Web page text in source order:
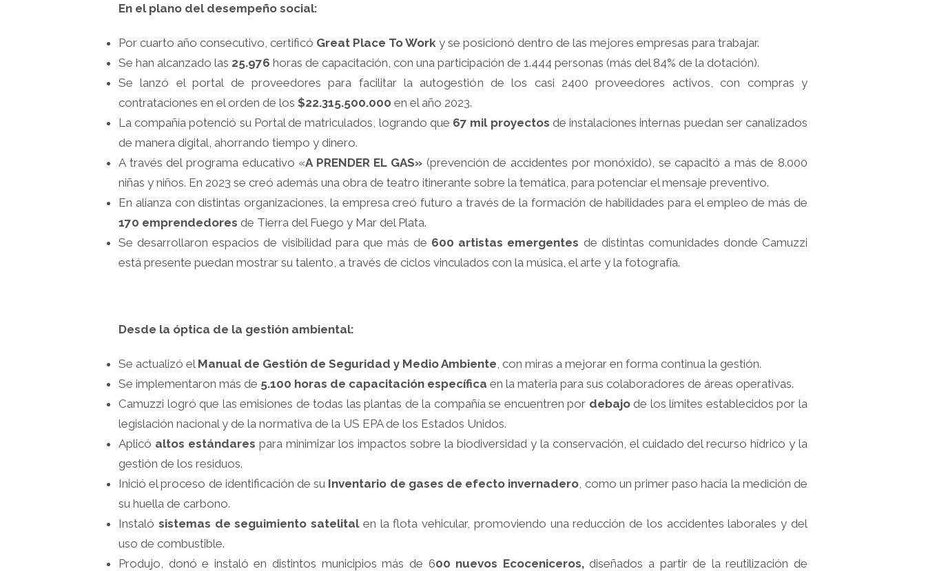
En el plano del desempeño social:
Por cuarto año consecutivo, certificó Great Place To Work y se posicionó dentro de las mejores empresas para trabajar.
Se han alcanzado las 25.976 horas de capacitación, con una participación de 1.444 personas (más del 84% de la dotación).
Se lanzó el portal de proveedores para facilitar la autogestión de los casi 2400 proveedores activos, con compras y
contrataciones en el orden de los $22.315.500.000 en el año 2023.
La compañía potenció su Portal de matriculados, logrando que 67 mil proyectos de instalaciones internas puedan ser canalizados
de manera digital, ahorrando tiempo y dinero.
A través del programa educativo «A PRENDER EL GAS» (prevención de accidentes por monóxido), se capacitó a más de 8.000
niñas y niños. En 2023 se creó además una obra de teatro itinerante sobre la temática, para potenciar el mensaje preventivo.
En alianza con distintas organizaciones, la empresa creó futuro a través de la formación de habilidades para el empleo de más de
170 emprendedores de Tierra del Fuego y Mar del Plata.
Se desarrollaron espacios de visibilidad para que más de 600 artistas emergentes de distintas comunidades donde Camuzzi
está presente puedan mostrar su talento, a través de ciclos vinculados con la música, el arte y la fotografía.
Desde la óptica de la gestión ambiental:
Se actualizó el Manual de Gestión de Seguridad y Medio Ambiente , con miras a mejorar en forma continua la gestión.
Se implementaron más de 5.100 horas de capacitación específica en la materia para sus colaboradores de áreas operativas.
Camuzzi logró que las emisiones de todas las plantas de la compañía se encuentren por debajode los límites establecidos por la
legislación nacional y de la normativa de la US EPA de los Estados Unidos.
Aplicó altos estándares para minimizar los impactos sobre la biodiversidad y la conservación, el cuidado del recurso hídrico y la
gestión de los residuos.
Inició el proceso de identificación de su Inventario de gases de efecto invernadero , como un primer paso hacia la medición de
su huella de carbono.
Instaló sistemas de seguimiento satelitalen la flota vehicular, promoviendo una reducción de los accidentes laborales y del
uso de combustible.
Produjo, donó e instaló en distintos municipios más de 600 nuevos Ecoceniceros,diseñados a partir de la reutilización de